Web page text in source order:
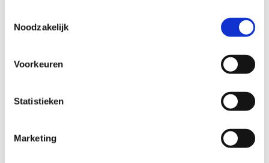
Noodzakelijk
Voorkeuren
Statistieken
Marketing
Advies in beweging
De keuze voor een hulpmiddel is bij ons niet klik-en-klaar.